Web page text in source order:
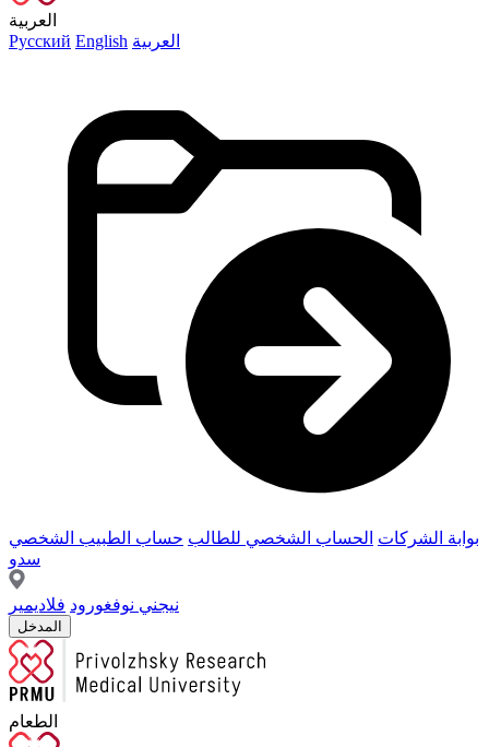
العربية
Русский English العربية
بوابة الشركات الحساب الشخصي للطالب حساب الطبيب الشخصي
سدو
نيجني نوفغورود فلاديمير
المدخل
الطعام